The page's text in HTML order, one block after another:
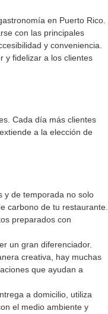
en Puerto Rico.
con las principales
y conveniencia.
y fidelizar a los clientes
Cada día más clientes
a la elección de
y de temporada no solo
carbono de tu restaurante.
preparados con
un gran diferenciador.
creativa, hay muchas
que ayudan a
a domicilio, utiliza
el medio ambiente y